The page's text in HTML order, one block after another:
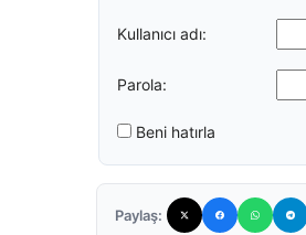
Kullanıcı adı:
Parola:
Beni hatırla
Paylaş: